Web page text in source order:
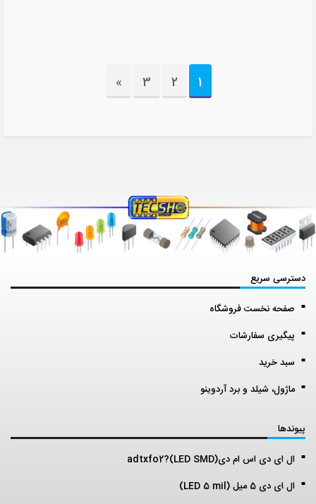
1
2
3
»
دسترسی سریع
صفحه نخست فروشگاه
پیگیری سفارشات
سبد خرید
ماژول، شیلد و برد آردوینو
پیوندها
ال ای دی اس ام دی(LED SMD)?adtxfo2
ال ای دی 5 میل (LED 5 mil)